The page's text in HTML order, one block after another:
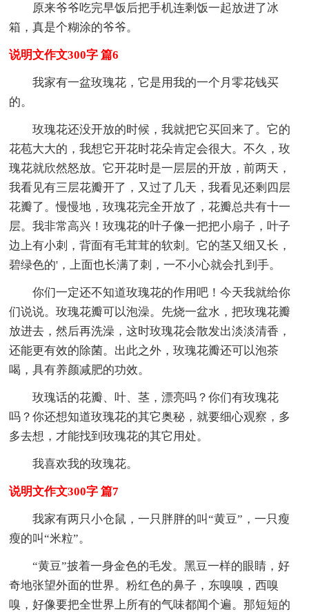
原来爷爷吃完早饭后把手机连剩饭一起放进了冰
箱，真是个糊涂的爷爷。
说明文作文300字 篇6
我家有一盆玫瑰花，它是用我的一个月零花钱买
的。
玫瑰花还没开放的时候，我就把它买回来了。它的
花苞大大的，我想它开花时花朵肯定会很大。不久，玫
瑰花就欣然怒放。它开花时是一层层的开放，前两天，
我看见有三层花瓣开了，又过了几天，我看见还剩四层
花瓣了。慢慢地，玫瑰花完全开放了，花瓣总共有十一
层。我非常高兴！玫瑰花的叶子像一把把小扇子，叶子
边上有小刺，背面有毛茸茸的软刺。它的茎又细又长，
碧绿色的'，上面也长满了刺，一不小心就会扎到手。
你们一定还不知道玫瑰花的作用吧！今天我就给你
们说说。玫瑰花瓣可以泡澡。先烧一盆水，把玫瑰花瓣
放进去，然后再洗澡，这时玫瑰花会散发出淡淡清香，
还能更有效的除菌。出此之外，玫瑰花瓣还可以泡茶
喝，具有养颜减肥的功效。
玫瑰话的花瓣、叶、茎，漂亮吗？你们有玫瑰花
吗？你还想知道玫瑰花的其它奥秘，就要细心观察，多
多去想，才能找到玫瑰花的其它用处。
我喜欢我的玫瑰花。
说明文作文300字 篇7
我家有两只小仓鼠，一只胖胖的叫“黄豆”，一只瘦
瘦的叫“米粒”。
“黄豆”披着一身金色的毛发。黑豆一样的眼睛，好
奇地张望外面的世界。粉红色的鼻子，东嗅嗅，西嗅
嗅，好像要把全世界上所有的气味都闻个遍。那短短的